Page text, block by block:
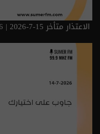
الاعتذار متأخر 15-7-2026 | 2026